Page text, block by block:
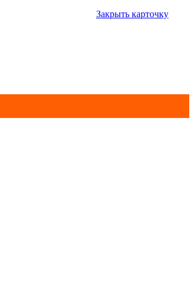
Закрыть карточку